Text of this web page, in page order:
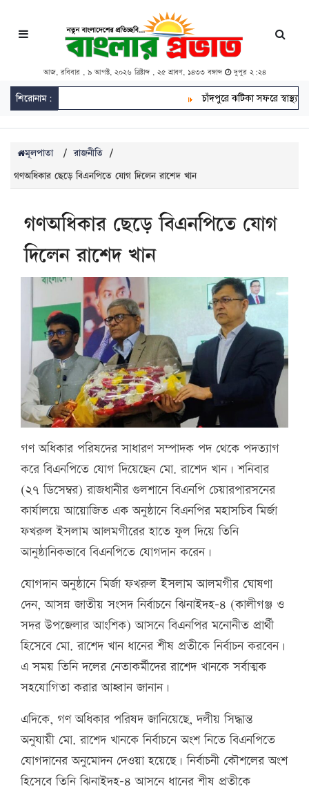
আজ, রবিবার , ৯ আগস্ট, ২০২৬ খ্রিষ্টাব্দ , ২৫ শ্রাবণ, ১৪৩৩ বঙ্গাব্দ দুপুর ২:২৪
শিরোনাম: চাঁদপুরে ঝটিকা সফরে স্বাস্থ্যমন্ত্রী,
মূলপাতা / রাজনীতি /
গণঅধিকার ছেড়ে বিএনপিতে যোগ দিলেন রাশেদ খান
গণঅধিকার ছেড়ে বিএনপিতে যোগ
দিলেন রাশেদ খান
গণ অধিকার পরিষদের সাধারণ সম্পাদক পদ থেকে পদত্যাগ
করে বিএনপিতে যোগ দিয়েছেন মো. রাশেদ খান। শনিবার
(২৭ ডিসেম্বর) রাজধানীর গুলশানে বিএনপি চেয়ারপারসনের
কার্যালয়ে আয়োজিত এক অনুষ্ঠানে বিএনপির মহাসচিব মির্জা
ফখরুল ইসলাম আলমগীরের হাতে ফুল দিয়ে তিনি
আনুষ্ঠানিকভাবে বিএনপিতে যোগদান করেন।
যোগদান অনুষ্ঠানে মির্জা ফখরুল ইসলাম আলমগীর ঘোষণা
দেন, আসন্ন জাতীয় সংসদ নির্বাচনে ঝিনাইদহ-৪ (কালীগঞ্জ ও
সদর উপজেলার আংশিক) আসনে বিএনপির মনোনীত প্রার্থী
হিসেবে মো. রাশেদ খান ধানের শীষ প্রতীকে নির্বাচন করবেন।
এ সময় তিনি দলের নেতাকর্মীদের রাশেদ খানকে সর্বাত্মক
সহযোগিতা করার আহ্বান জানান।
এদিকে, গণ অধিকার পরিষদ জানিয়েছে, দলীয় সিদ্ধান্ত
অনুযায়ী মো. রাশেদ খানকে নির্বাচনে অংশ নিতে বিএনপিতে
যোগদানের অনুমোদন দেওয়া হয়েছে। নির্বাচনী কৌশলের অংশ
হিসেবে তিনি ঝিনাইদহ-৪ আসনে ধানের শীষ প্রতীকে